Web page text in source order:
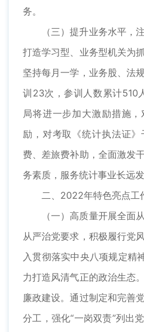
务。
（三）提升业务水平，
打造学习型、业务型机关为
坚持每月一学，业务股、法
训23次，参训人数累计510
局将进一步加大激励措施
励，对考取《统计执法证
费、差旅费补助，全面激发
务素质，服务统计事业长远发
二、2022年特色亮点工
（一）高质量开展全面
从严治党要求，积极履行党
入贯彻落实中央八项规定精
力打造风清气正的政治生态
廉政建设。通过制定和完善
分工，强化“一岗双责”列出